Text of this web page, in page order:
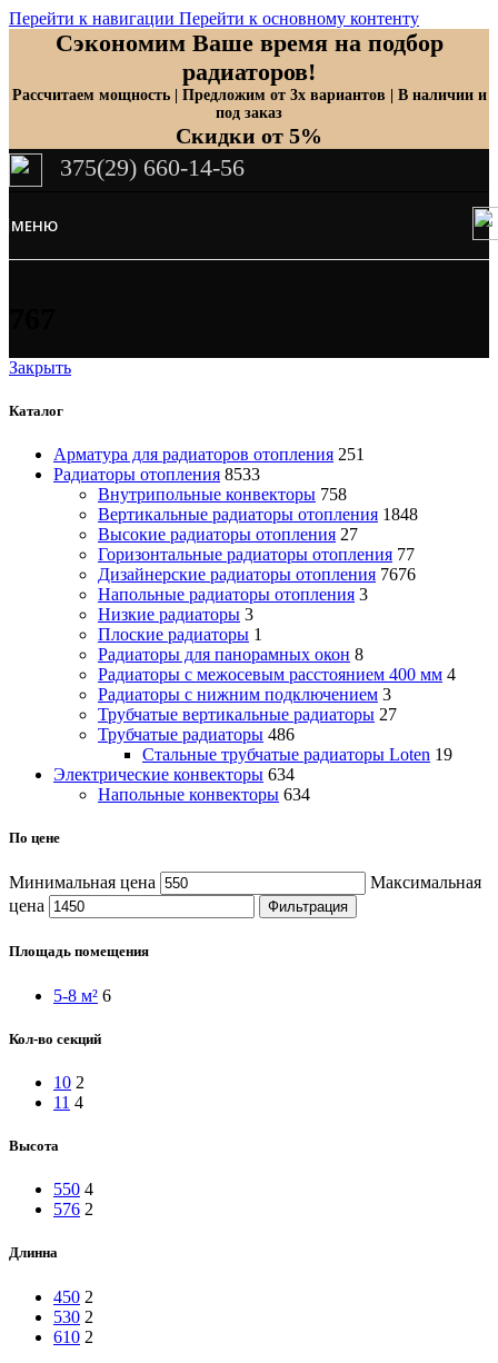
Перейти к навигации Перейти к основному контенту
Сэкономим Ваше время на подбор
радиаторов!
Рассчитаем мощность | Предложим от 3х вариантов | В наличии и
под заказ
Скидки от 5%
375(29) 660-14-56
МЕНЮ
Закрыть
Каталог
Арматура для радиаторов отопления 251
Радиаторы отопления 8533
Внутрипольные конвекторы 758
Вертикальные радиаторы отопления 1848
Высокие радиаторы отопления 27
Горизонтальные радиаторы отопления 77
Дизайнерские радиаторы отопления 7676
Напольные радиаторы отопления 3
Низкие радиаторы 3
Плоские радиаторы 1
Радиаторы для панорамных окон 8
Радиаторы с межосевым расстоянием 400 мм 4
Радиаторы с нижним подключением 3
Трубчатые вертикальные радиаторы 27
Трубчатые радиаторы 486
Cтальные трубчатые радиаторы Loten 19
Электрические конвекторы 634
Напольные конвекторы 634
По цене
Минимальная цена
Максимальная
цена
Фильтрация
Площадь помещения
5-8 м² 6
Кол-во секций
10 2
11 4
Высота
550 4
576 2
Длинна
450 2
530 2
610 2